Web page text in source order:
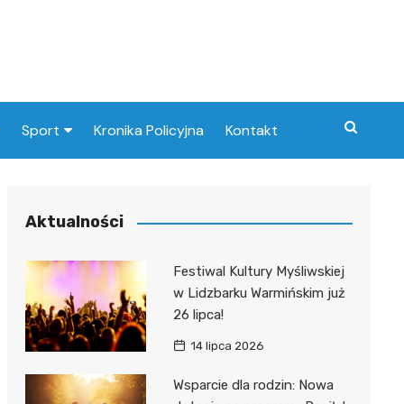
Sport Kronika Policyjna Kontakt
Aktualności
Festiwal Kultury Myśliwskiej
w Lidzbarku Warmińskim już
26 lipca!
14 lipca 2026
Wsparcie dla rodzin: Nowa